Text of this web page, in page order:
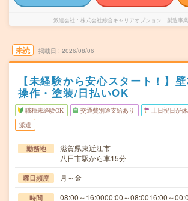
派遣会社 株式会社綜合キャリアオプション 製造事業
未読 掲載日 2026/08/06
【未経験から安心スタート！】
操作・塗装/日払いOK
職種未経験OK 交通費別途支給あり 土日祝日が
派遣
勤務地
滋賀県東近江市
八日市駅から車15分
曜日頻度 月～金
時間 08:00～16:0000:00～08:0016:00～